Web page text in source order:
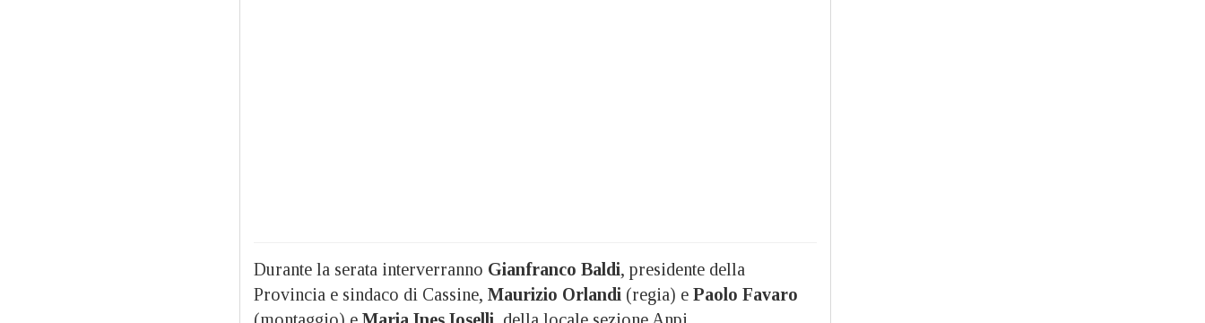
Durante la serata interverranno Gianfranco Baldi, presidente della
Provincia e sindaco di Cassine, Maurizio Orlandi (regia) e Paolo Favaro